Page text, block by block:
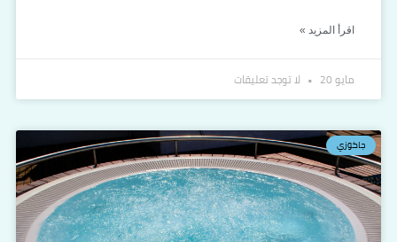
اقرأ المزيد »
مايو 20 لا توجد تعليقات
جاكوزي